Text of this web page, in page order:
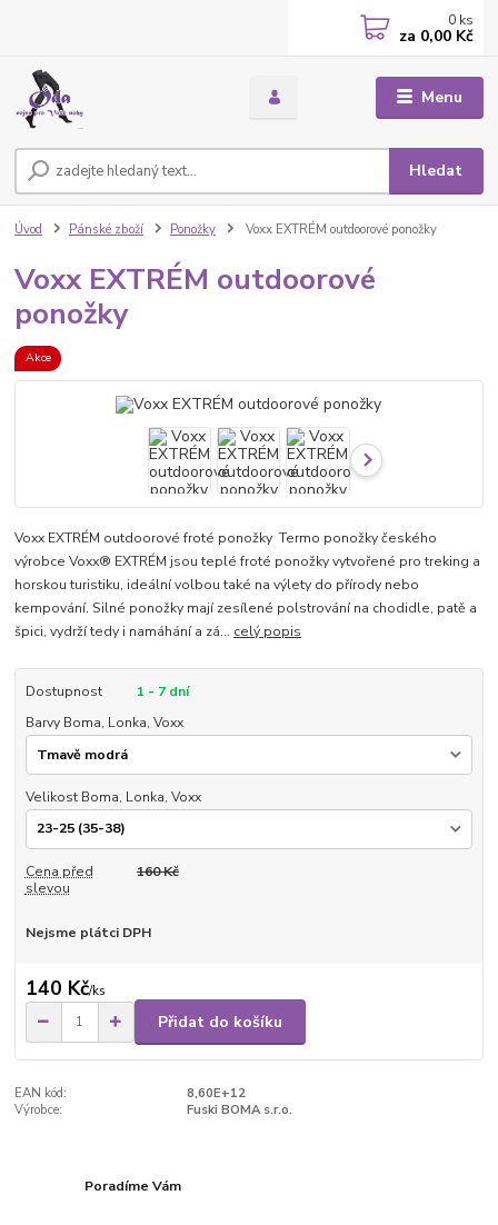
Menu
Hledat
0 ks
za 0,00 Kč
Úvod Pánské zboží Ponožky Voxx EXTRÉM outdoorové ponožky
Voxx EXTRÉM outdoorové
ponožky
Akce
Voxx EXTRÉM outdoorové froté ponožky Termo ponožky českého
výrobce Voxx® EXTRÉM jsou teplé froté ponožky vytvořené pro treking a
horskou turistiku, ideální volbou také na výlety do přírody nebo
kempování. Silné ponožky mají zesílené polstrování na chodidle, patě a
špici, vydrží tedy i namáhání a zá... celý popis
Dostupnost
1 - 7 dní
Barvy Boma, Lonka, Voxx
Velikost Boma, Lonka, Voxx
Cena před
slevou
160 Kč
Nejsme plátci DPH
140 Kč/ks
Přidat do košíku
EAN kód:
8,60E+12
Výrobce:
Fuski BOMA s.r.o.
Poradíme Vám